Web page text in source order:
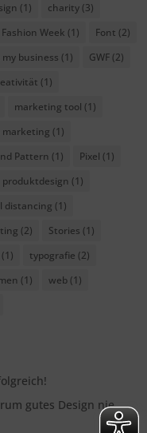
(1) charity (3)
Fashion Week (1) Font (2)
my business (1) GWF (2)
(1)
marketing tool (1)
marketing (1)
Pattern (1) Pixel (1)
produktdesign (1)
distancing (1)
(2) Stories (1)
(1) typografie (2)
(1) web (1)
gutes Design nie